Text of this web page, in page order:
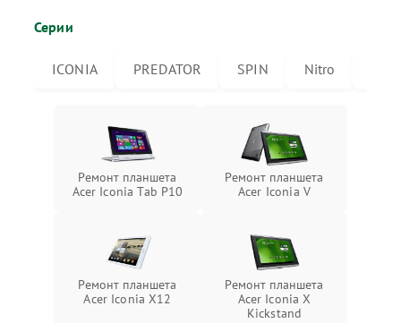
Серии
ICONIA PREDATOR SPIN Nitro
Ремонт планшета
Acer Iconia Tab P10
Ремонт планшета
Acer Iconia V
Ремонт планшета
Acer Iconia X12
Ремонт планшета
Acer Iconia X
Kickstand